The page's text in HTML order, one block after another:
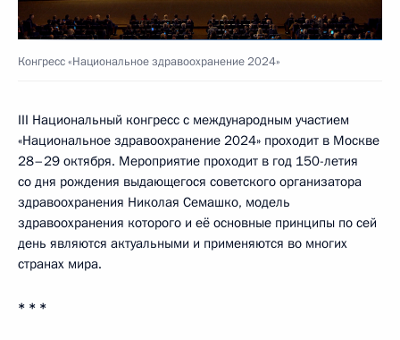
Конгресс «Национальное здравоохранение 2024»
III Национальный конгресс с международным участием
«Национальное здравоохранение 2024» проходит в Москве
28–29 октября. Мероприятие проходит в год 150-летия
со дня рождения выдающегося советского организатора
здравоохранения Николая Семашко, модель
здравоохранения которого и её основные принципы по сей
день являются актуальными и применяются во многих
странах мира.
* * *